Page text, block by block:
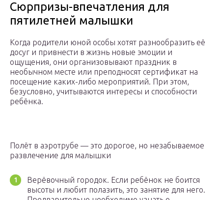
Сюрпризы-впечатления для
пятилетней малышки
Когда родители юной особы хотят разнообразить её
досуг и привнести в жизнь новые эмоции и
ощущения, они организовывают праздник в
необычном месте или преподносят сертификат на
посещение каких-либо мероприятий. При этом,
безусловно, учитываются интересы и способности
ребёнка.
Полёт в аэротрубе — это дорогое, но незабываемое
развлечение для малышки
Верёвочный городок. Если ребёнок не боится
высоты и любит полазить, это занятие для него.